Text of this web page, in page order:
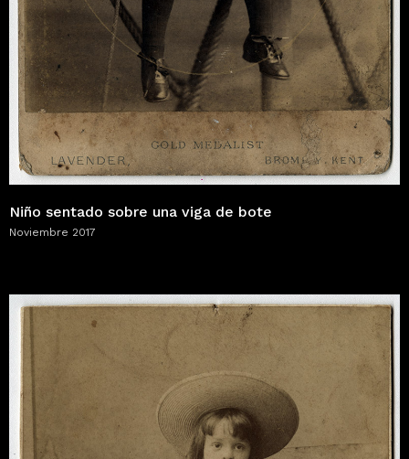
Niño sentado sobre una viga de bote
Noviembre 2017